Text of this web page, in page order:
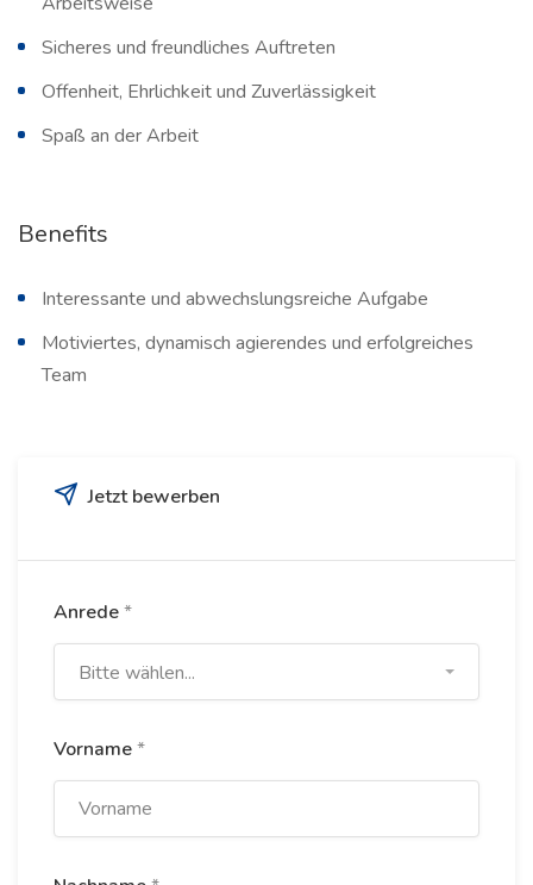
Sicheres und freundliches Auftreten
Offenheit, Ehrlichkeit und Zuverlässigkeit
Spaß an der Arbeit
Benefits
Interessante und abwechslungsreiche Aufgabe
Motiviertes, dynamisch agierendes und erfolgreiches
Team
Jetzt bewerben
Anrede*
Bitte wählen...
Vorname*